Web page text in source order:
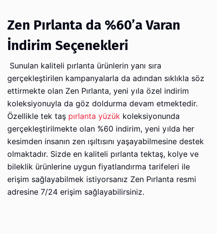
Zen Pırlanta da %60’a Varan
İndirim Seçenekleri
Sunulan kaliteli pırlanta ürünlerin yanı sıra
gerçekleştirilen kampanyalarla da adından sıklıkla söz
ettirmekte olan Zen Pırlanta, yeni yıla özel indirim
koleksiyonuyla da göz doldurma devam etmektedir.
Özellikle tek taş pırlanta yüzük koleksiyonunda
gerçekleştirilmekte olan %60 indirim, yeni yılda her
kesimden insanın zen ışıltısını yaşayabilmesine destek
olmaktadır. Sizde en kaliteli pırlanta tektaş, kolye ve
bileklik ürünlerine uygun fiyatlandırma tarifeleri ile
erişim sağlayabilmek istiyorsanız Zen Pırlanta resmi
adresine 7/24 erişim sağlayabilirsiniz.